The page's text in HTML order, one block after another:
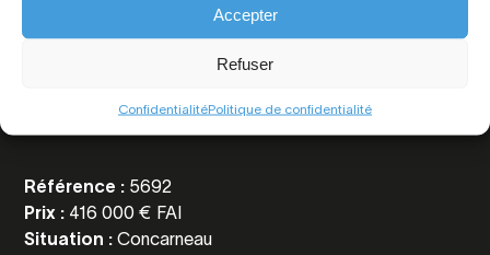
Accepter
Refuser
ConfidentialitéPolitique de confidentialité
Référence : 5692
Prix : 416 000 € FAI
Situation :Concarneau